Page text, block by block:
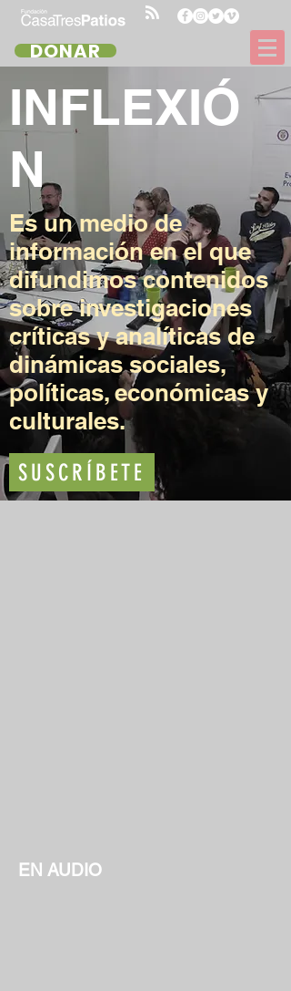
DONAR
INFLEXIÓ
N
Es un medio de
información en el que
difundimos contenidos
sobre investigaciones
críticas y analíticas de
dinámicas sociales,
políticas, económicas y
culturales.
SUSCRÍBETE
EN AUDIO